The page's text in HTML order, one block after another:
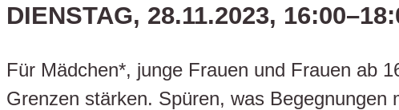
DIENSTAG, 28.11.2023,
Für Mädchen*, junge Frauen und Frauen ab
Grenzen stärken. Spüren, was